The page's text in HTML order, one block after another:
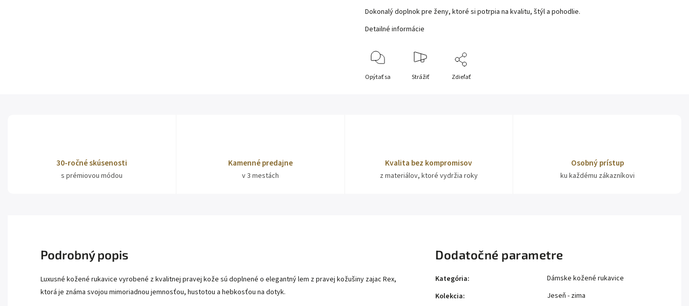
Dokonalý doplnok pre ženy, ktoré si potrpia na kvalitu, štýl a pohodlie.
Detailné informácie
Opýtať sa Strážiť Zdieľať
30-ročné skúsenosti
s prémiovou módou
Kamenné predajne
v 3 mestách
Kvalita bez kompromisov
z materiálov, ktoré vydržia roky
Osobný prístup
ku každému zákazníkovi
Podrobný popis
Luxusné kožené rukavice vyrobené z kvalitnej pravej kože sú doplnené o elegantný lem z pravej kožušiny zajac Rex,
ktorá je známa svojou mimoriadnou jemnosťou, hustotou a hebkosťou na dotyk.
Dodatočné parametre
Kategória:
Dámske kožené rukavice
Kolekcia:
Jeseň - zima